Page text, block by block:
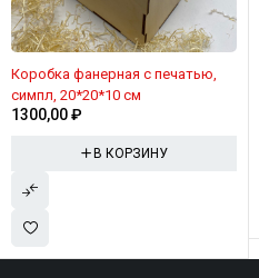
Коробка фанерная с печатью,
симпл, 20*20*10 см
1300,00₽
В КОРЗИНУ